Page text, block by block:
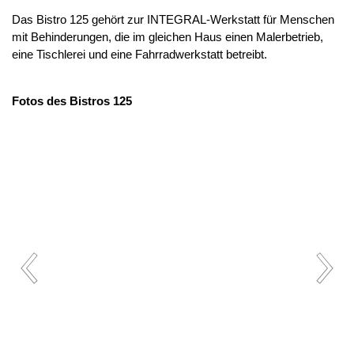
Das Bistro 125 gehört zur INTEGRAL-Werkstatt für Menschen
mit Behinderungen, die im gleichen Haus einen Malerbetrieb,
eine Tischlerei und eine Fahrradwerkstatt betreibt.
Fotos des Bistros 125